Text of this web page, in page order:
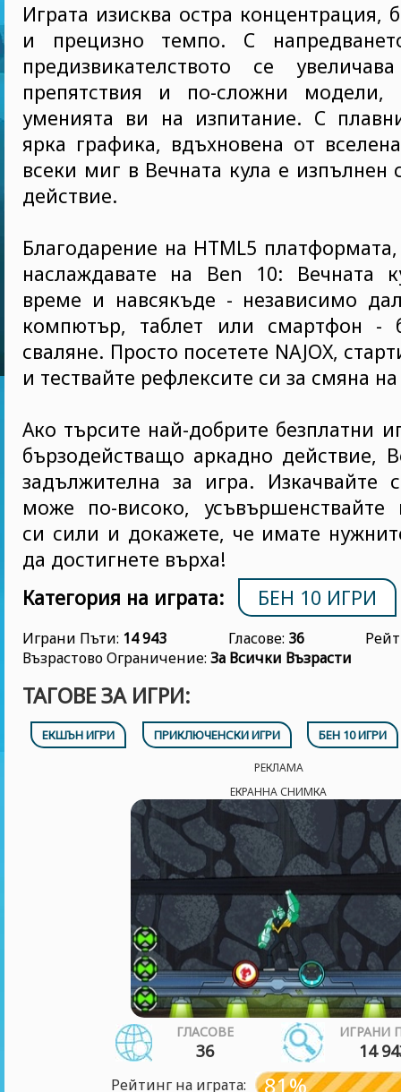
Играта изисква остра концентрация,
и прецизно темпо. С
предизвикателството се
препятствия и по-сложни модели,
уменията ви на изпитание. С
ярка графика, вдъхновена от
всеки миг в Вечната кула е изпълнен
действие.
Благодарение на HTML5
наслаждавате на Ben 10: Вечната
време и навсякъде - независимо
компютър, таблет или смартфон -
сваляне. Просто посетете NAJOX,
и тествайте рефлексите си за смяна
Ако търсите най-добрите безплатни
бързодействащо аркадно действие,
задължителна за игра. Изкачвайте
може по-високо, усъвършенствайте
си сили и докажете, че имате
да достигнете върха!
Категория на играта:
БЕН 10 ИГРИ
Играни Пъти: 14 943 Гласове: 36
Възрастово Ограничение: За Всички Възрасти
ТАГОВЕ ЗА ИГРИ:
ЕКШЪН ИГРИ ПРИКЛЮЧЕНСКИ ИГРИ БЕН 10 ИГРИ
РЕКЛАМА
ЕКРАННА СНИМКА
ГЛАСОВЕ
36
ИГРАНИ
14
Рейтинг на играта: 81%